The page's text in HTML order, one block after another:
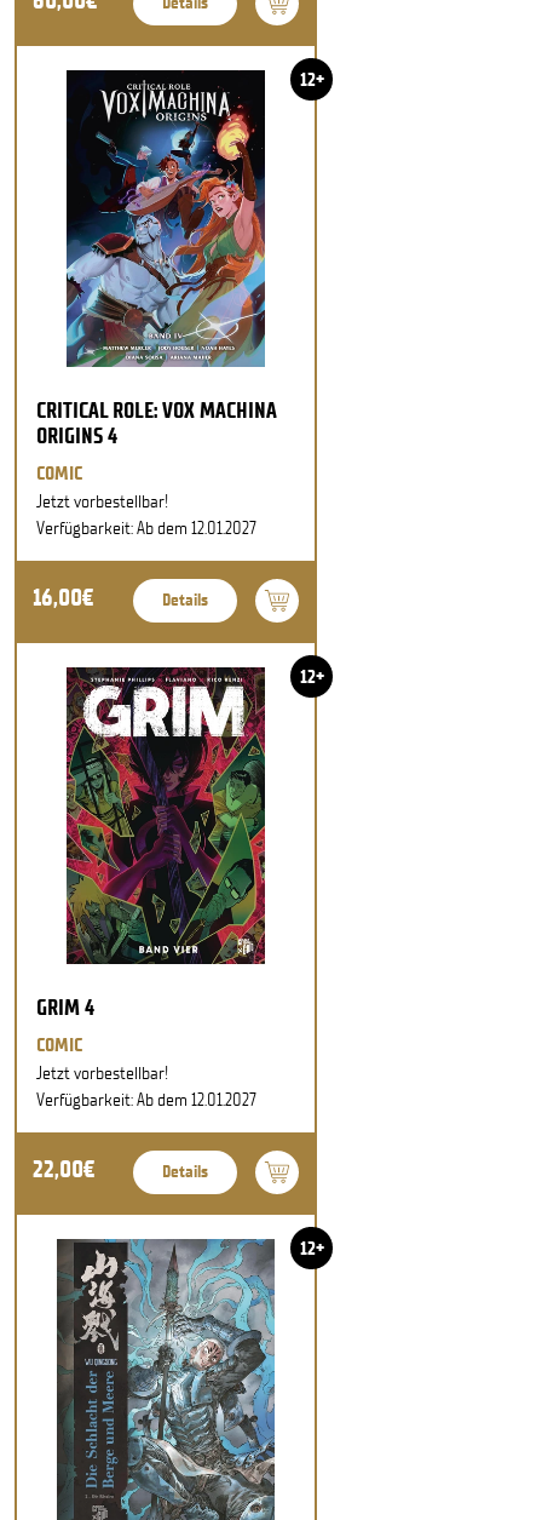
12+
CRITICAL ROLE: VOX MACHINA
ORIGINS 4
COMIC
Jetzt vorbestellbar!
Verfügbarkeit: Ab dem 12.01.2027
16,00€ Details
12+
GRIM 4
COMIC
Jetzt vorbestellbar!
Verfügbarkeit: Ab dem 12.01.2027
22,00€ Details
12+